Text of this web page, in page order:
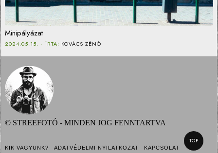
Minipályázat
2024.05.15. ÍRTA: KOVÁCS ZÉNÓ
© STREEFOTÓ - MINDEN JOG FENNTARTVA
KIK VAGYUNK? ADATVÉDELMI NYILATKOZAT KAPCSOLAT
TOP